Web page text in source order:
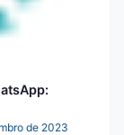
de 2023